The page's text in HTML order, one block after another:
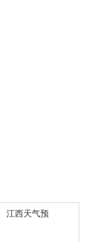
江西天气预